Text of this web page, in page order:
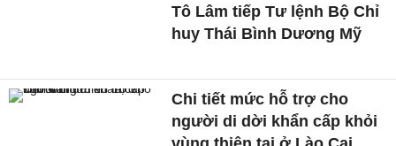
Tô Lâm tiếp Tư lệnh Bộ Chỉ
huy Thái Bình Dương Mỹ
Chi tiết mức hỗ trợ cho
người di dời khẩn cấp khỏi